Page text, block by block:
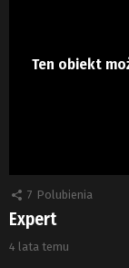
Ten obiekt
7 Polubienia
Expert
4 lata temu